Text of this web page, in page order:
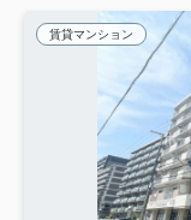
賃貸マンション